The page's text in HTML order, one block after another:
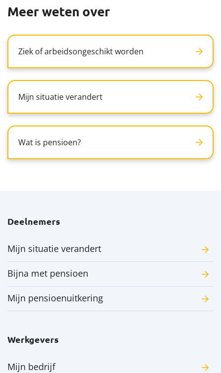
Meer weten over
Ziek of arbeidsongeschikt worden
Mijn situatie verandert
Wat is pensioen?
Deelnemers
Mijn situatie verandert
Bijna met pensioen
Mijn pensioenuitkering
Werkgevers
Mijn bedrijf